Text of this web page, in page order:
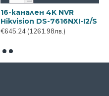
16-канален 4K NVR
Hikvision DS-7616NXI-I2/S
€645.24 (1261.98лв.)